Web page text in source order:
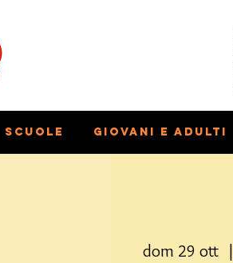
Scuole Giovani e adulti
dom 29 ott
  |